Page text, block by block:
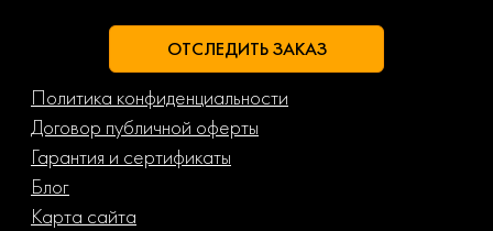
ОТСЛЕДИТЬ ЗАКАЗ
Политика конфиденциальности
Договор публичной оферты
Гарантия и сертификаты
Блог
Карта сайта